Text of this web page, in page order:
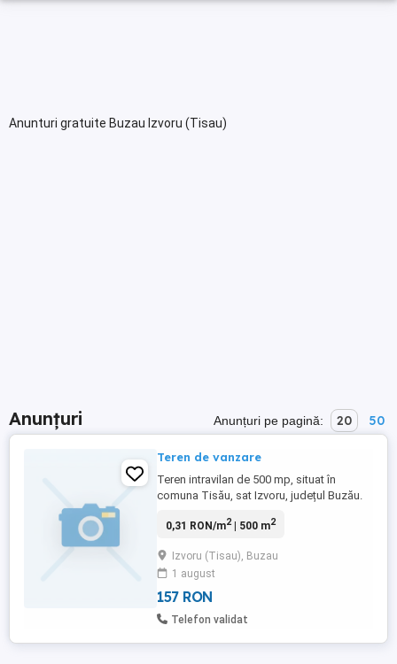
Anunturi gratuite Buzau Izvoru (Tisau)
Anunțuri Anunțuri pe pagină: 20 50
Teren de vanzare
Teren intravilan de 500 mp, situat în
comuna Tisău, sat Izvoru, județul Buzău.
peisaje frumoase, ideală pentru
unei locuințe permanente. Utilitățile (gaze
naturale, apă și energie electrică) sunt
disponibile chiar în fața ...
0,31 RON/m2| 500 m2
Izvoru (Tisau), Buzau
1 august
157 RON
Telefon validat